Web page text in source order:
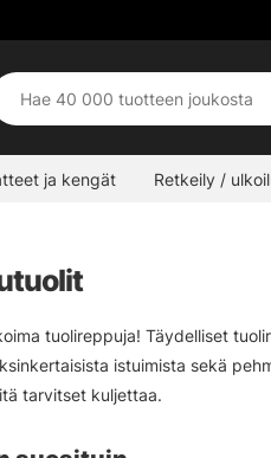
ja kengät Retkeily /
tuolireppuja! Täydelliset
istuimista sekä
tarvitset kuljettaa.